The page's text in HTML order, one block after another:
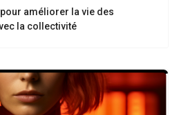
améliorer la vie des
la collectivité